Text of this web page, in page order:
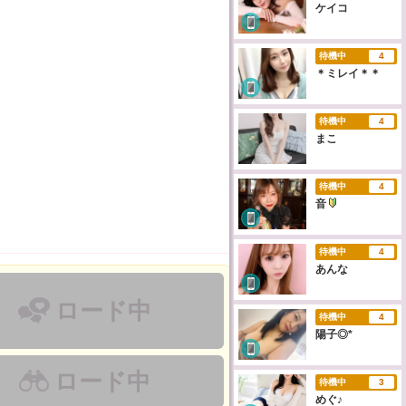
ロード中
ロード中
ケイコ
待機中 4
＊ミレイ＊＊
待機中 4
まこ
待機中 4
音
待機中 4
あんな
待機中 4
陽子◎*
待機中 3
めぐ♪